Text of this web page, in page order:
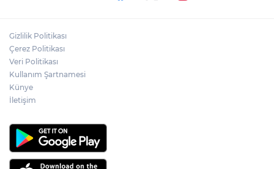
Rojin Kabaiş, Hiranur Nilgün Aygar ve
Kıvanç Uman’ın ailelerini hedef alam
Gizlilik Politikası
Çerez Politikası
Veri Politikası
Kullanım Şartnamesi
Künye
İletişim